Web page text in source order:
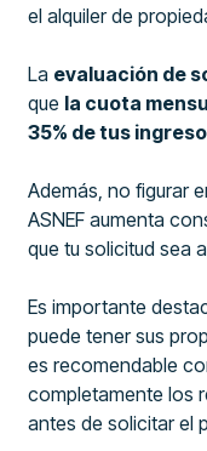
el alquiler de
La evaluación de
que la cuota
35% de tus
Además, no figurar
ASNEF aumenta
que tu solicitud sea
Es importante
puede tener sus
es recomendable
completamente los
antes de solicitar el